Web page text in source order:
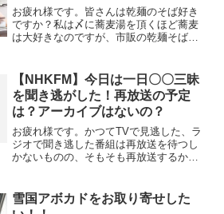
お疲れ様です。皆さんは乾麺のそば好き
ですか？私は〆に蕎麦湯を頂くほど蕎麦
は大好きなのですが、市販の乾麺そばは
かったです。ですが、DEEN池森秀一さ
んがマツコの知らない世...
【NHKFM】今日は一日〇〇三昧
を聞き逃がした！再放送の予定
は？アーカイブはないの？
お疲れ様です。かつてTVで見逃した、ラ
ジオで聞き逃した番組は再放送を待つし
かないものの、そもそも再放送するかも
の見逃し配信サービスがあるので、本当
便利な世の中...
雪国アボカドをお取り寄せした